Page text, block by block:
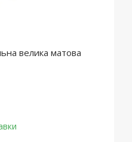
велика матова